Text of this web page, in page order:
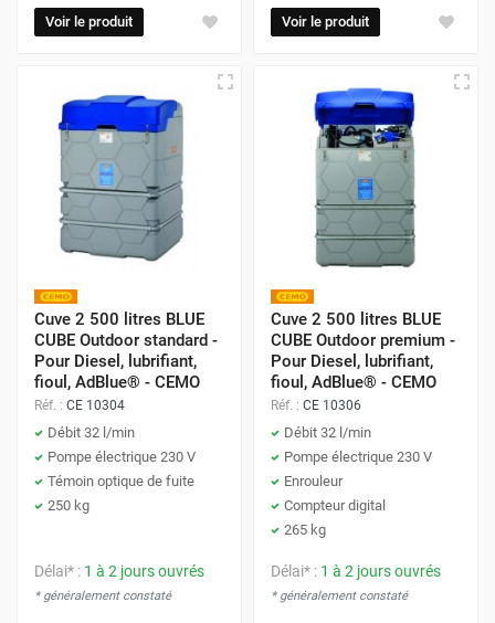
Autres : Transports en commun, bennes à ordures,
groupes électrogènes.
Importance du Stockage :
Si le réservoir d'AdBlue® est
cuve AdBlue® sur placegarantit la
continuité de votre activité.
Comment Choisir la Capacité de Votre
Cuve AdBlue® ?
consommation de votre flotte. Les engins et poids lourds
consomment en moyenne
5 % à 7 % d'AdBlue®par rapport
à leur consommation de carburant.
Poids lourds / Engins : 30 à 50 L en moyenne.
Véhicules légers : 15 à 20 L en moyenne.
Calculez vos besoins estimés pour sélectionner le volume
Voir le produit Voir le produit
Cuve 2 500 litres BLUE
CUBE Outdoor standard -
Pour Diesel, lubrifiant,
fioul, AdBlue® - CEMO
Réf. : CE 10304
Débit 32 l/min
Pompe électrique 230 V
Témoin optique de fuite
250 kg
Délai* : 1 à 2 jours ouvrés
* généralement constaté
Cuve 2 500 litres BLUE
CUBE Outdoor premium -
Pour Diesel, lubrifiant,
fioul, AdBlue® - CEMO
Réf. : CE 10306
Débit 32 l/min
Pompe électrique 230 V
Enrouleur
Compteur digital
265 kg
Délai* : 1 à 2 jours ouvrés
* généralement constaté